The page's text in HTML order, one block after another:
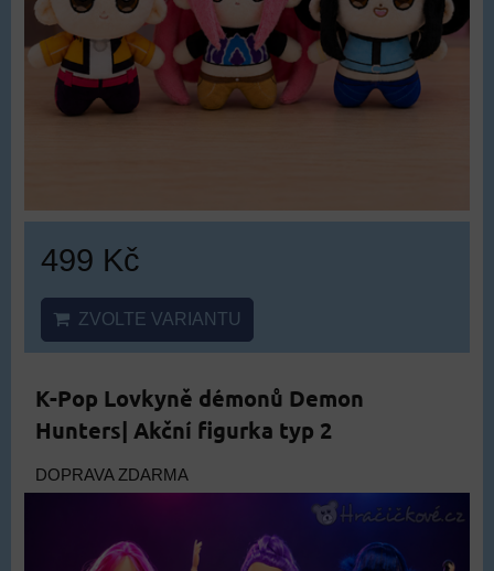
499 Kč
ZVOLTE VARIANTU
K-Pop Lovkyně démonů Demon
Hunters| Akční figurka typ 2
DOPRAVA ZDARMA